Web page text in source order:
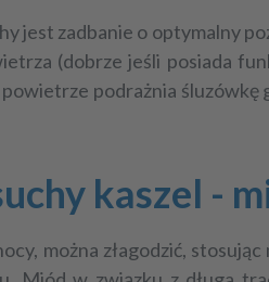
jest zadbanie o optymalny
(dobrze jeśli posiada
podrażnia
kaszel -
można złagodzić,